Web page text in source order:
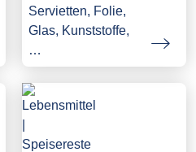
Servietten, Folie,
Glas, Kunststoffe,
…